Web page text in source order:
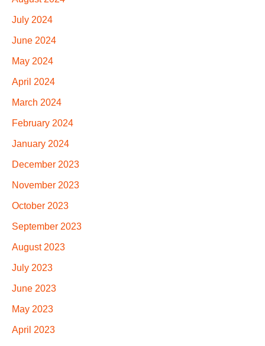
July 2024
June 2024
May 2024
April 2024
March 2024
February 2024
January 2024
December 2023
November 2023
October 2023
September 2023
August 2023
July 2023
June 2023
May 2023
April 2023